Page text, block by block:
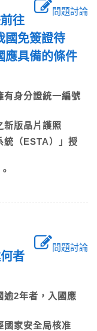
問題討論
往
國免簽證待
應具備的條件
身分證統一編號
新版晶片護照
統（ESTA）」授
問題討論
者
逾2年者，入國應
國家安全局核准